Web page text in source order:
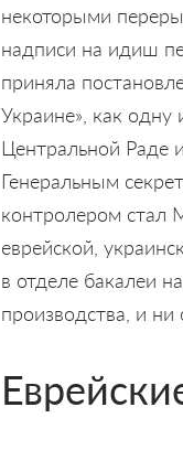
некоторыми
надписи на идиш
приняла
Украине», как
Центральной Раде
Генеральным
контролером стал
еврейской,
в отделе бакалеи
производства, и